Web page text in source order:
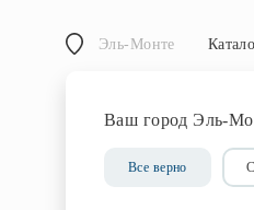
Эль-Монте
Ваш город Эль-
Все верно